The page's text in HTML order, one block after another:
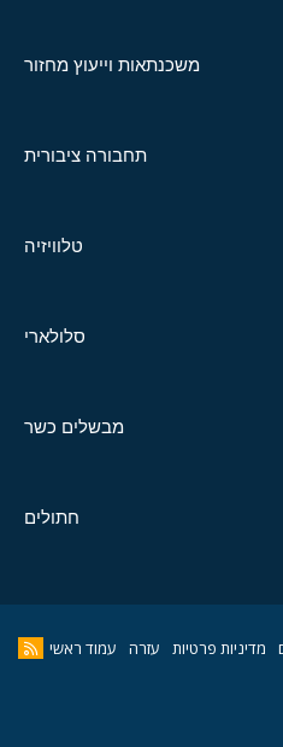
משכנתאות וייעוץ מחזור
תחבורה ציבורית
טלוויזיה
סלולארי
מבשלים כשר
חתולים
מדיניות פרטיות עזרה עמוד ראשי